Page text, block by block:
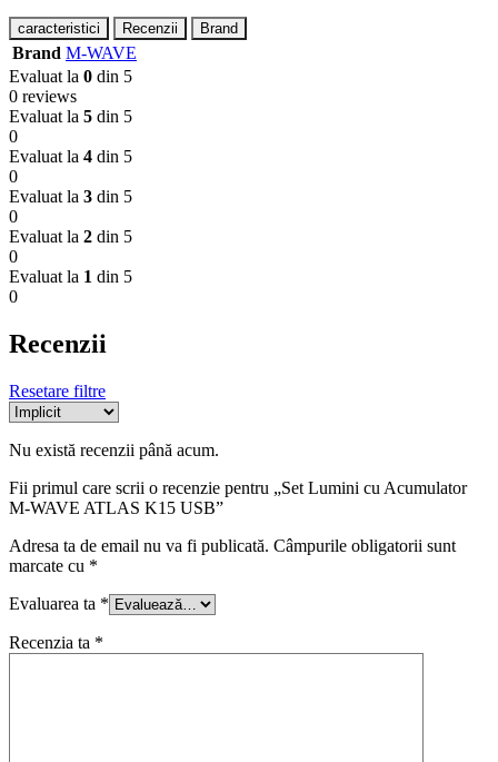
caracteristici Recenzii Brand
Brand M-WAVE
Evaluat la 0 din 5
0 reviews
Evaluat la 5 din 5
0
Evaluat la 4 din 5
0
Evaluat la 3 din 5
0
Evaluat la 2 din 5
0
Evaluat la 1 din 5
0
Recenzii
Resetare filtre
Nu există recenzii până acum.
Fii primul care scrii o recenzie pentru „Set Lumini cu Acumulator
M-WAVE ATLAS K15 USB”
Adresa ta de email nu va fi publicată. Câmpurile obligatorii sunt
marcate cu *
Evaluarea ta *
Recenzia ta *